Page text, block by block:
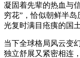
凝固着先辈的热血与
穷花”，恰似朝鲜半
光复时满目疮痍的国
当下全球格局风云变
独立舒展又紧密相连